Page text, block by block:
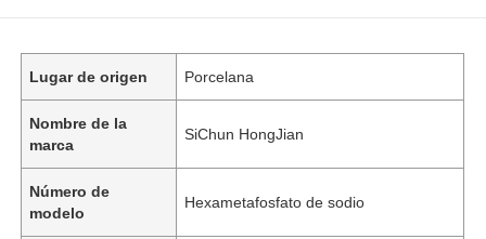
Lugar de origen Porcelana
Nombre de la
marca
SiChun HongJian
Número de
modelo
Hexametafosfato de sodio